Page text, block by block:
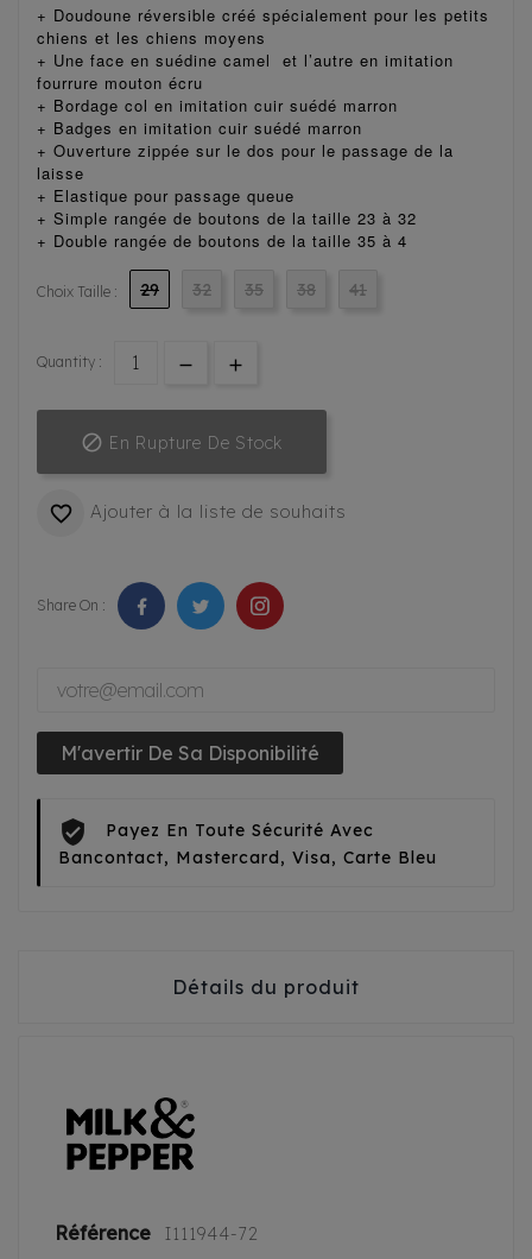
+ Doudoune réversible créé spécialement pour les petits
chiens et les chiens moyens
+ Une face en suédine camel et l’autre en imitation
fourrure mouton écru
+ Bordage col en imitation cuir suédé marron
+ Badges en imitation cuir suédé marron
+ Ouverture zippée sur le dos pour le passage de la
laisse
+ Elastique pour passage queue
+ Simple rangée de boutons de la taille 23 à 32
+ Double rangée de boutons de la taille 35 à 4
Choix Taille : 29 32 35 38 41
Quantity :
 En Rupture De Stock
 Ajouter à la liste de souhaits
Share On :
M'avertir De Sa Disponibilité
Payez En Toute Sécurité Avec
Bancontact, Mastercard, Visa, Carte Bleu
Détails du produit
Référence I111944-72